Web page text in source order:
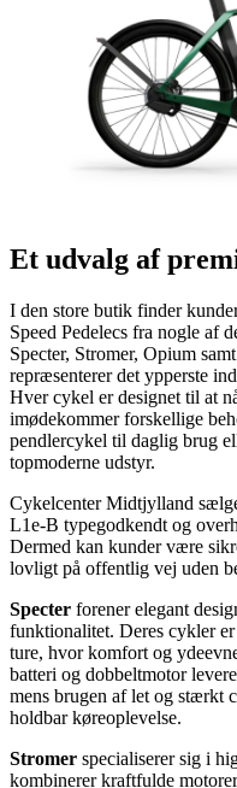
Et udvalg af
I den store butik finder
Speed Pedelecs fra nogle af
Specter, Stromer, Opium
repræsenterer det ypperste
Hver cykel er designet til at
imødekommer forskellige
pendlercykel til daglig brug
topmoderne udstyr.
Cykelcenter Midtjylland
L1e-B typegodkendt og
Dermed kan kunder være
lovligt på offentlig vej uden
Specter forener elegant
funktionalitet. Deres cykler
ture, hvor komfort og
batteri og dobbeltmotor
mens brugen af let og stærkt
holdbar køreoplevelse.
Stromer specialiserer sig i
kombinerer kraftfulde